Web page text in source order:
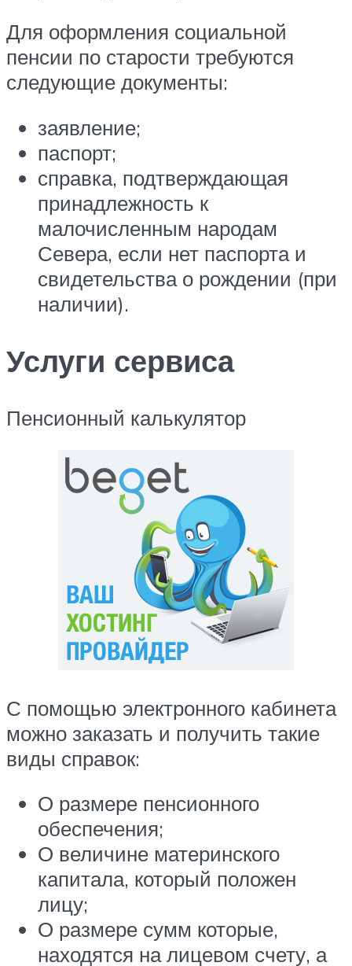
Для оформления социальной
пенсии по старости требуются
следующие документы:
заявление;
паспорт;
справка, подтверждающая
принадлежность к
малочисленным народам
Севера, если нет паспорта и
свидетельства о рождении (при
наличии).
Услуги сервиса
Пенсионный калькулятор
С помощью электронного кабинета
можно заказать и получить такие
виды справок:
О размере пенсионного
обеспечения;
О величине материнского
капитала, который положен
лицу;
О размере сумм которые,
находятся на лицевом счету, а